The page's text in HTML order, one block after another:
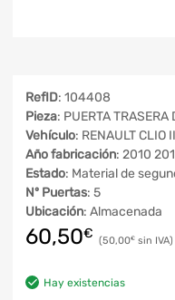
RefID: 104408
Pieza: PUERTA TRASERA
Vehículo: RENAULT
Año fabricación: 2010
Estado: Material de
Nº Puertas: 5
Ubicación: Almacenada
60,50€ 50,00€
Hay existencias